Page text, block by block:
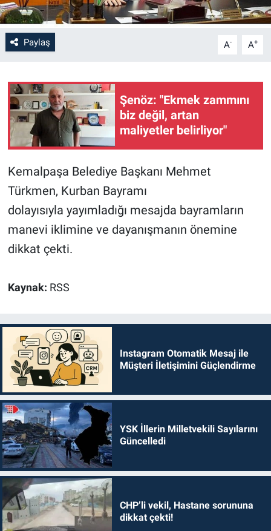
Paylaş A- A+
Şenöz: "Ekmek zammını
biz değil, artan
maliyetler belirliyor"
Kemalpaşa Belediye Başkanı Mehmet
Türkmen, Kurban Bayramı
dolayısıyla yayımladığı mesajda bayramların
manevi iklimine ve dayanışmanın önemine
dikkat çekti.
Kaynak: RSS
Instagram Otomatik Mesaj ile
Müşteri İletişimini Güçlendirme
YSK İllerin Milletvekili Sayılarını
Güncelledi
CHP’li vekil, Hastane sorununa
dikkat çekti!